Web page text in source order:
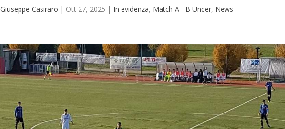
Giuseppe Casiraro | Ott 27, 2025 | In evidenza, Match A - B Under, News